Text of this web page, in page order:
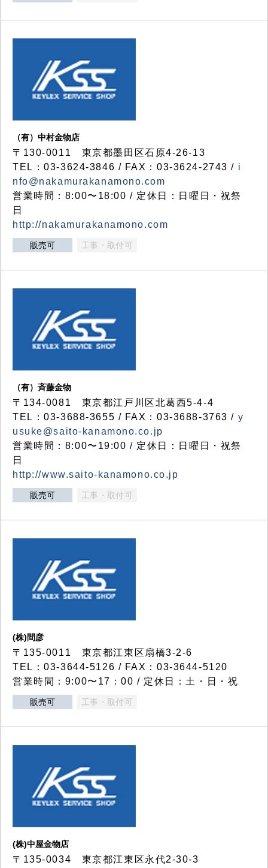
（有）中村金物店
〒130-0011 東京都墨田区石原4-26-13
TEL：03-3624-3846 / FAX：03-3624-2743 / i
nfo@nakamurakanamono.com
営業時間：8:00〜18:00 / 定休日：日曜日・祝祭
日
http://nakamurakanamono.com
販売可 工事・取付可
（有）斉藤金物
〒134-0081 東京都江戸川区北葛西5-4-4
TEL：03-3688-3655 / FAX：03-3688-3763 / y
usuke@saito-kanamono.co.jp
営業時間：8:00〜19:00 / 定休日：日曜日・祝祭
日
http://www.saito-kanamono.co.jp
販売可 工事・取付可
(株)間彦
〒135-0011 東京都江東区扇橋3-2-6
TEL：03-3644-5126 / FAX：03-3644-5120
営業時間：9:00〜17：00 / 定休日：土・日・祝
販売可 工事・取付可
(株)中屋金物店
〒135-0034 東京都江東区永代2-30-3